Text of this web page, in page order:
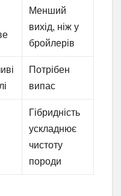
Менший
вихід, ніж у
бройлерів
Потрібен
випас
Гібридність
ускладнює
чистоту
породи